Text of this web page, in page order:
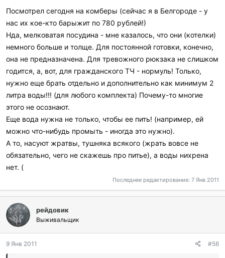
Посмотрел сегодня на комберы (сейчас я в Белгороде - у
нас их кое-кто барыжит по 780 рублей!)
Нда, мелковатая посудина - мне казалось, что они (котелки)
немного больше и толще. Для постоянной готовки, конечно,
она не предназначена. Для тревожного рюкзака не слишком
годится, а, вот, для гражданского ТЧ - нормуль! Только,
нужно еще брать отдельно и дополнительно как минимум 2
литра воды!!! (для любого комплекта) Почему-то многие
этого не осознают.
Еще вода нужна не только, чтобы ее пить! (например, ей
можно что-нибудь промыть - иногда это нужно).
А то, насуют жратвы, тушняка всякого (жрать вовсе не
обязательно, чего не скажешь про питье), а воды нихрена
нет. (
Последнее редактирование: 7 Янв 2011
рейдовик
Выживальщик
9 Янв 2011 #56